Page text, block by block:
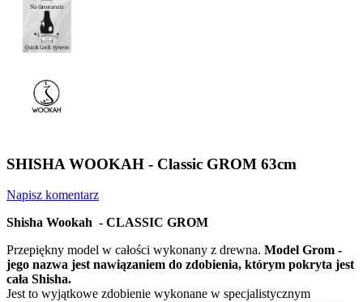
SHISHA WOOKAH - Classic GROM 63cm
Napisz komentarz
Shisha Wookah - CLASSIC GROM
Przepiękny model w całości wykonany z drewna. Model Grom -
jego nazwa jest nawiązaniem do zdobienia, którym pokryta jest
cała Shisha.
Jest to wyjątkowe zdobienie wykonane w specjalistycznym